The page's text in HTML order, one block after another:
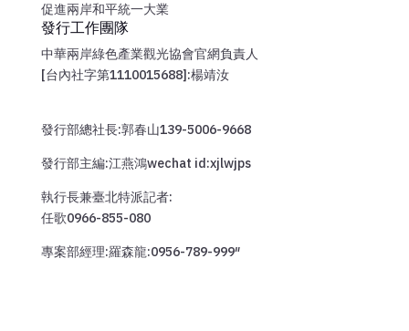
促進兩岸和平統一大業
發行工作團隊
中華兩岸綠色產業觀光協會官網負責人
[台內社字第1110015688]:楊靖汝
發行部總社長:郭春山139-5006-9668
發行部主編:江燕鴻wechat id:xjlwjps
執行長兼臺北特派記者:
任歌0966-855-080
專案部經理:羅森龍:0956-789-999″